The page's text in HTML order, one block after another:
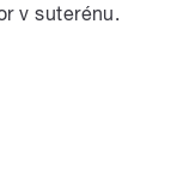
v suterénu.